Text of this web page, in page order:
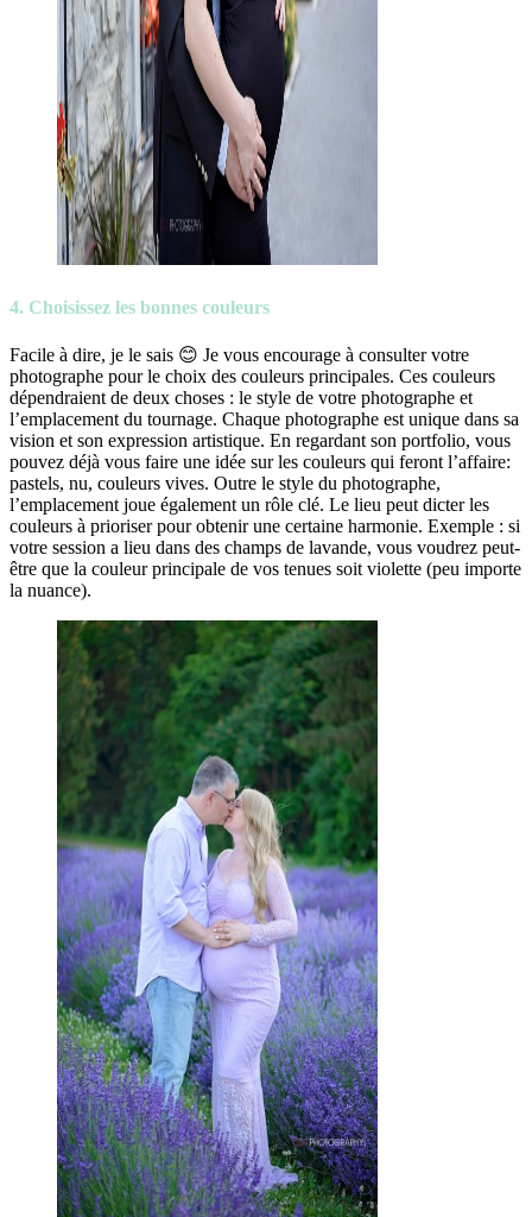
4. Choisissez les bonnes couleurs
Facile à dire, je le sais 😊 Je vous encourage à consulter votre
photographe pour le choix des couleurs principales. Ces couleurs
dépendraient de deux choses : le style de votre photographe et
l’emplacement du tournage. Chaque photographe est unique dans sa
vision et son expression artistique. En regardant son portfolio, vous
pouvez déjà vous faire une idée sur les couleurs qui feront l’affaire:
pastels, nu, couleurs vives. Outre le style du photographe,
l’emplacement joue également un rôle clé. Le lieu peut dicter les
couleurs à prioriser pour obtenir une certaine harmonie. Exemple : si
votre session a lieu dans des champs de lavande, vous voudrez peut-
être que la couleur principale de vos tenues soit violette (peu importe
la nuance).